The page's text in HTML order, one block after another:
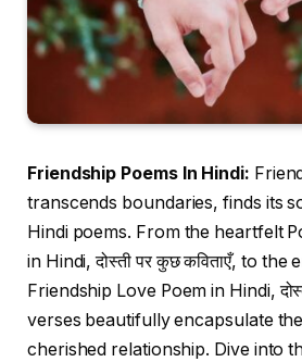
Friendship Poems In Hindi:
transcends boundaries, finds its
Hindi poems. From the heartfelt
in Hindi, दोस्ती पर कुछ कविताएँ, to the
Friendship Love Poem in Hindi,
verses beautifully encapsulate
cherished relationship. Dive into